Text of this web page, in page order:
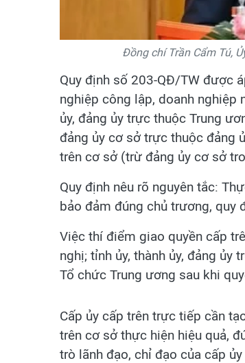
Đồng chí Trần Cẩm Tú,
Quy định số 203-QĐ/TW được
nghiệp công lập, doanh nghiệp
ủy, đảng ủy trực thuộc Trung
đảng ủy cơ sở trực thuộc đảng
trên cơ sở (trừ đảng ủy cơ sở
Quy định nêu rõ nguyên tắc:
bảo đảm đúng chủ trương, quy
Việc thí điểm giao quyền cấp
nghị; tỉnh ủy, thành ủy, đảng ủy
Tổ chức Trung ương sau khi
Cấp ủy cấp trên trực tiếp cần
trên cơ sở thực hiện hiệu quả,
trò lãnh đạo, chỉ đạo của cấp